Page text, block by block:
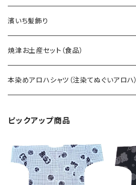
濱いち髪飾り
焼津お土産セット（食品）
本染めアロハシャツ（注染てぬぐいアロハ）
ピックアップ商品